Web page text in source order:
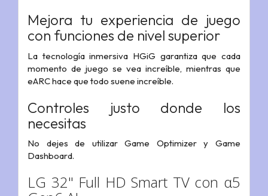
Mejora tu experiencia de juego
con funciones de nivel superior
La tecnología inmersiva HGiG garantiza que cada
momento de juego se vea increíble, mientras que
eARC hace que todo suene increíble.
Controles justo donde los
necesitas
No dejes de utilizar Game Optimizer y Game
Dashboard.
LG 32" Full HD Smart TV con α5